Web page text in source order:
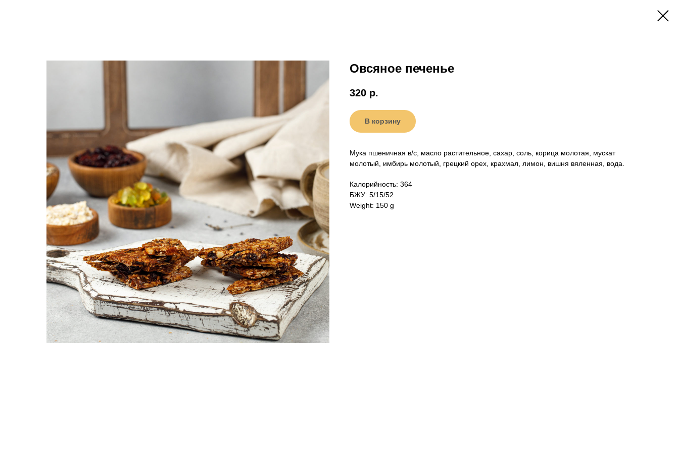
Овсяное печенье
320 р.
В корзину
Мука пшеничная в/с, масло растительное, сахар, соль, корица молотая, мускат
молотый, имбирь молотый, грецкий орех, крахмал, лимон, вишня вяленная, вода.
Калорийность: 364
БЖУ: 5/15/52
Weight: 150 g